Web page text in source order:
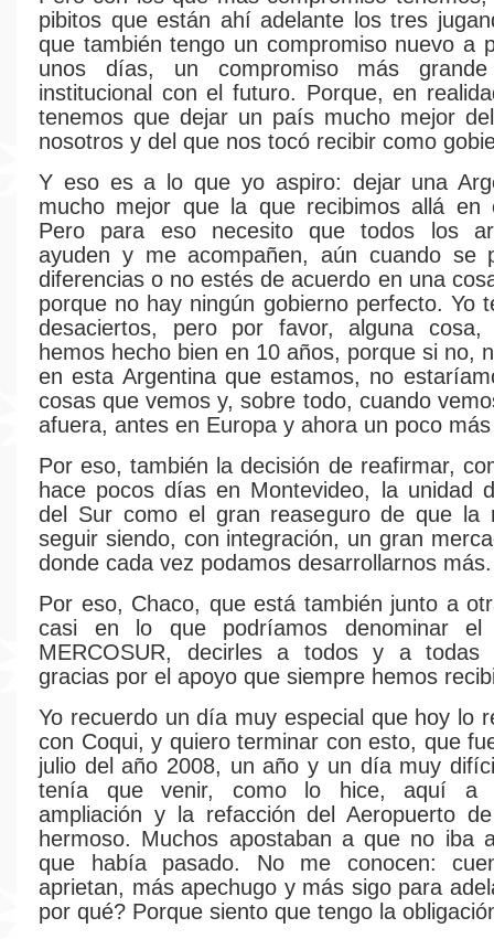
pibitos que están ahí adelante los tres
que también tengo un compromiso nuevo a
unos días, un compromiso más
institucional con el futuro. Porque, en
tenemos que dejar un país mucho mejor
nosotros y del que nos tocó recibir como
Y eso es a lo que yo aspiro: dejar una
mucho mejor que la que recibimos allá en
Pero para eso necesito que todos los
ayuden y me acompañen, aún cuando se
diferencias o no estés de acuerdo en una
porque no hay ningún gobierno perfecto. Yo
desaciertos, pero por favor, alguna cosa,
hemos hecho bien en 10 años, porque si no,
en esta Argentina que estamos, no
cosas que vemos y, sobre todo, cuando
afuera, antes en Europa y ahora un poco
Por eso, también la decisión de reafirmar,
hace pocos días en Montevideo, la unidad
del Sur como el gran reaseguro de que la
seguir siendo, con integración, un gran
donde cada vez podamos desarrollarnos más.
Por eso, Chaco, que está también junto a
casi en lo que podríamos denominar el
MERCOSUR, decirles a todos y a todas
gracias por el apoyo que siempre hemos
Yo recuerdo un día muy especial que hoy lo
con Coqui, y quiero terminar con esto, que
julio del año 2008, un año y un día muy
tenía que venir, como lo hice, aquí a
ampliación y la refacción del Aeropuerto
hermoso. Muchos apostaban a que no iba
que había pasado. No me conocen:
aprietan, más apechugo y más sigo para
por qué? Porque siento que tengo la